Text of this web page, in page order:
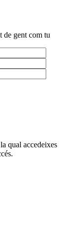
de gent com tu
qual accedeixes